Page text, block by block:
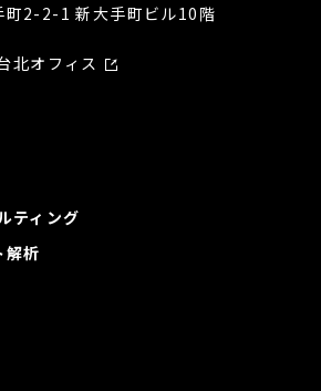
町2-2-1 新大手町ビル10階
北オフィス
ティング
解析